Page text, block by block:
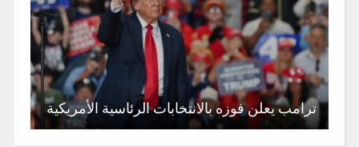
ترامب يعلن فوزه بالانتخابات الرئاسية الأمريكية